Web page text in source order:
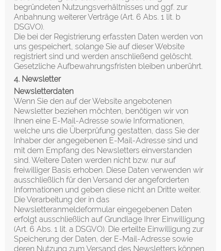
begründeten Nutzungsverhältnisses und ggf. zur
Anbahnung weiterer Verträge (Art. 6 Abs. 1 lit. b
DSGVO).
Die bei der Registrierung erfassten Daten werden von
uns gespeichert, solange Sie auf dieser Website
registriert sind und werden anschließend gelöscht.
Gesetzliche Aufbewahrungsfristen bleiben unberührt.
4. Newsletter
Newsletter­daten
Wenn Sie den auf der Website angebotenen
Newsletter beziehen möchten, benötigen wir von
Ihnen eine E-Mail-Adresse sowie Informationen,
welche uns die Überprüfung gestatten, dass Sie der
Inhaber der angegebenen E-Mail-Adresse sind und
mit dem Empfang des Newsletters einverstanden
sind. Weitere Daten werden nicht bzw. nur auf
freiwilliger Basis erhoben. Diese Daten verwenden wir
ausschließlich für den Versand der angeforderten
Informationen und geben diese nicht an Dritte weiter.
Die Verarbeitung der in das
Newsletteranmeldeformular eingegebenen Daten
erfolgt ausschließlich auf Grundlage Ihrer Einwilligung
(Art. 6 Abs. 1 lit. a DSGVO). Die erteilte Einwilligung zur
Speicherung der Daten, der E-Mail-Adresse sowie
deren Nutzung zum Versand des Newsletters können